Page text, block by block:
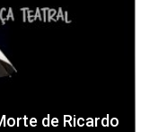
de Ricardo